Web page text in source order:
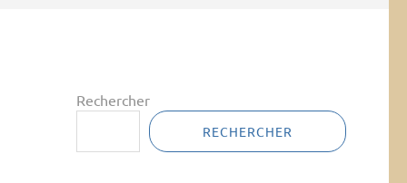
Rechercher
RECHERCHER